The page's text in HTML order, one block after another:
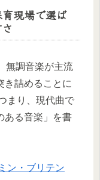
現場で選ば
無調音楽が主流
き詰めることに
まり、現代曲で
ある音楽」を書
ン・ブリテン